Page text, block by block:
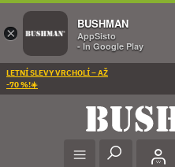
LETNÍ SLEVY VRCHOLÍ – AŽ
-70 %!☀️
×
BUSHMAN
AppSisto
- In Google Play